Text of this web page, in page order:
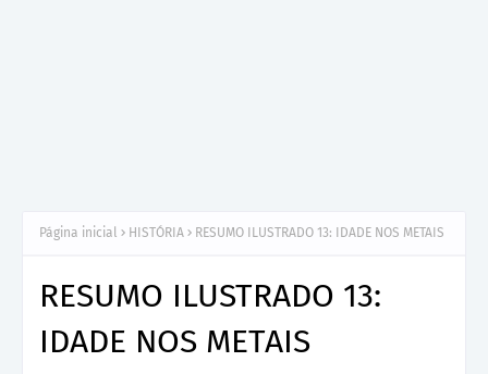
Página inicial HISTÓRIA RESUMO ILUSTRADO 13: IDADE NOS METAIS
RESUMO ILUSTRADO 13:
IDADE NOS METAIS